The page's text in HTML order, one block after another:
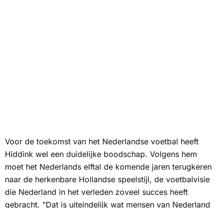
Voor de toekomst van het Nederlandse voetbal heeft
Hiddink wel een duidelijke boodschap. Volgens hem
moet het Nederlands elftal de komende jaren terugkeren
naar de herkenbare Hollandse speelstijl, de voetbalvisie
die Nederland in het verleden zoveel succes heeft
gebracht. "Dat is uiteindelijk wat mensen van Nederland